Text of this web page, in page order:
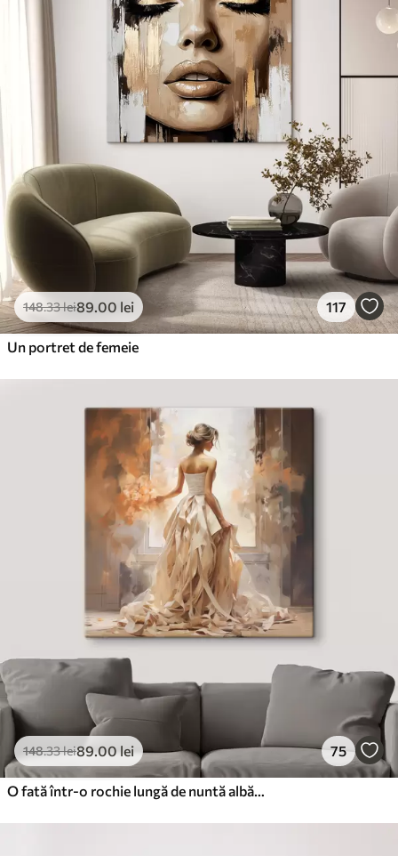
148.33lei89.00 lei 117
Un portret de femeie
148.33lei89.00 lei 75
O fată într-o rochie lungă de nuntă albă stă la fereastră printre foc, pictând cu manual